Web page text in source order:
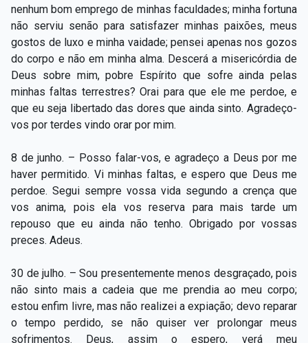
nenhum bom emprego de minhas faculdades; minha fortuna
não serviu senão para satisfazer minhas paixões, meus
gostos de luxo e minha vaidade; pensei apenas nos gozos
do corpo e não em minha alma. Descerá a misericórdia de
Deus sobre mim, pobre Espírito que sofre ainda pelas
minhas faltas terrestres? Orai para que ele me perdoe, e
que eu seja libertado das dores que ainda sinto. Agradeço-
vos por terdes vindo orar por mim.
8 de junho. – Posso falar-vos, e agradeço a Deus por me
haver permitido. Vi minhas faltas, e espero que Deus me
perdoe. Segui sempre vossa vida segundo a crença que
vos anima, pois ela vos reserva para mais tarde um
repouso que eu ainda não tenho. Obrigado por vossas
preces. Adeus.
30 de julho. – Sou presentemente menos desgraçado, pois
não sinto mais a cadeia que me prendia ao meu corpo;
estou enfim livre, mas não realizei a expiação; devo reparar
o tempo perdido, se não quiser ver prolongar meus
sofrimentos. Deus, assim o espero, verá meu